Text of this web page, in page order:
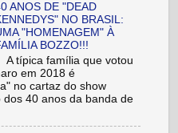
ANOS DE "DEAD
NO BRASIL:
"HOMENAGEM" À
BOZZO!!!
A típica família que votou
em 2018 é
no cartaz do show
dos 40 anos da banda de